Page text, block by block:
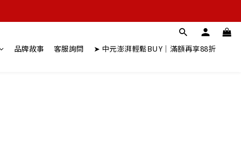
品牌故事 客服詢問 ➤ 中元澎湃輕鬆BUY｜滿額再享88折